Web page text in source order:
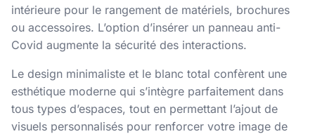
intérieure pour le rangement de matériels, brochures
ou accessoires. L’option d’insérer un panneau anti-
Covid augmente la sécurité des interactions.
Le design minimaliste et le blanc total confèrent une
esthétique moderne qui s’intègre parfaitement dans
tous types d’espaces, tout en permettant l’ajout de
visuels personnalisés pour renforcer votre image de